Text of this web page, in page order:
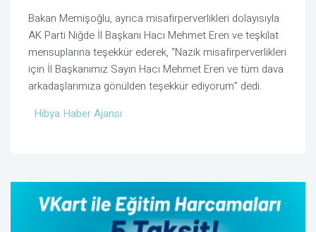
Bakan Memişoğlu, ayrıca misafirperverlikleri dolayısıyla
AK Parti Niğde İl Başkanı Hacı Mehmet Eren ve teşkilat
mensuplarına teşekkür ederek, “Nazik misafirperverlikleri
için İl Başkanımız Sayın Hacı Mehmet Eren ve tüm dava
arkadaşlarımıza gönülden teşekkür ediyorum” dedi.
Hibya Haber Ajansı